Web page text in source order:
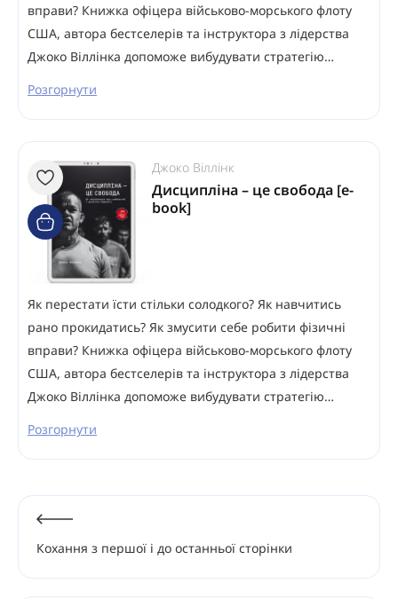
вправи? Книжка офіцера військово-морського флоту
США, автора бестселерів та інструктора з лідерства
Джоко Віллінка допоможе вибудувати стратегію…
Розгорнути
Джоко Віллінк
Дисципліна – це свобода [e-
book]
Як перестати їсти стільки солодкого? Як навчитись
рано прокидатись? Як змусити себе робити фізичні
вправи? Книжка офіцера військово-морського флоту
США, автора бестселерів та інструктора з лідерства
Джоко Віллінка допоможе вибудувати стратегію…
Розгорнути
Кохання з першої і до останньої сторінки